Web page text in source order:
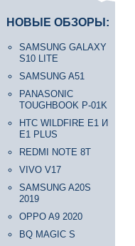
НОВЫЕ ОБЗОРЫ:
SAMSUNG GALAXY
S10 LITE
SAMSUNG A51
PANASONIC
TOUGHBOOK P-01K
HTC WILDFIRE E1 И
E1 PLUS
REDMI NOTE 8T
VIVO V17
SAMSUNG A20S
2019
OPPO A9 2020
BQ MAGIC S